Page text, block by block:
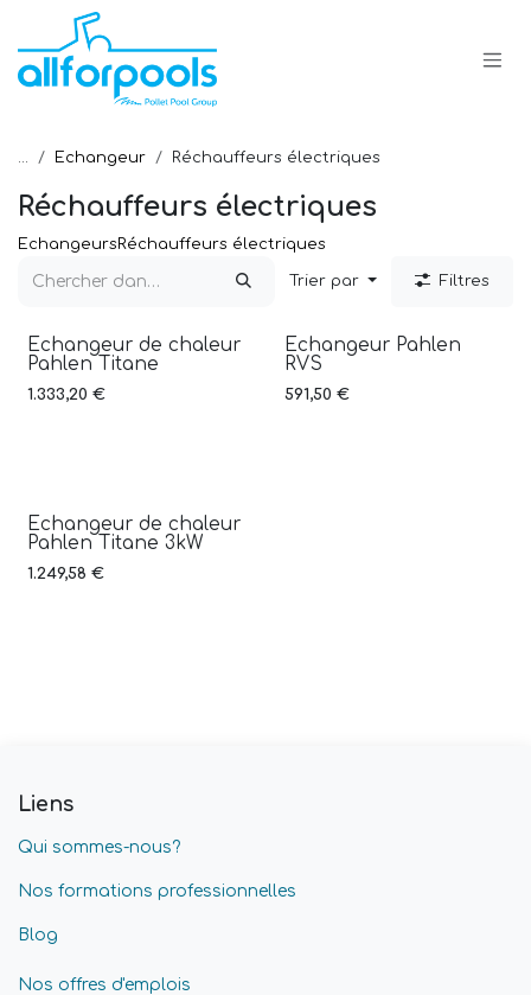
Se rendre au contenu
... Echangeur Réchauffeurs électriques
Réchauffeurs électriques
EchangeursRéchauffeurs électriques
Trier par Filtres
Echangeur de chaleur
Pahlen Titane
1.333,20 €
Echangeur Pahlen
RVS
591,50 €
Echangeur de chaleur
Pahlen Titane 3kW
1.249,58 €
Liens
Qui sommes-nous?
Nos formations professionnelles
Blog
Nos offres d'emplois